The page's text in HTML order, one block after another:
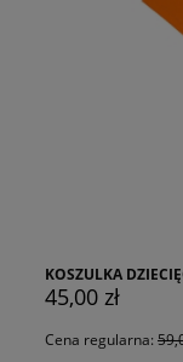
KOSZULKA
45,00 zł
Cena regularna: